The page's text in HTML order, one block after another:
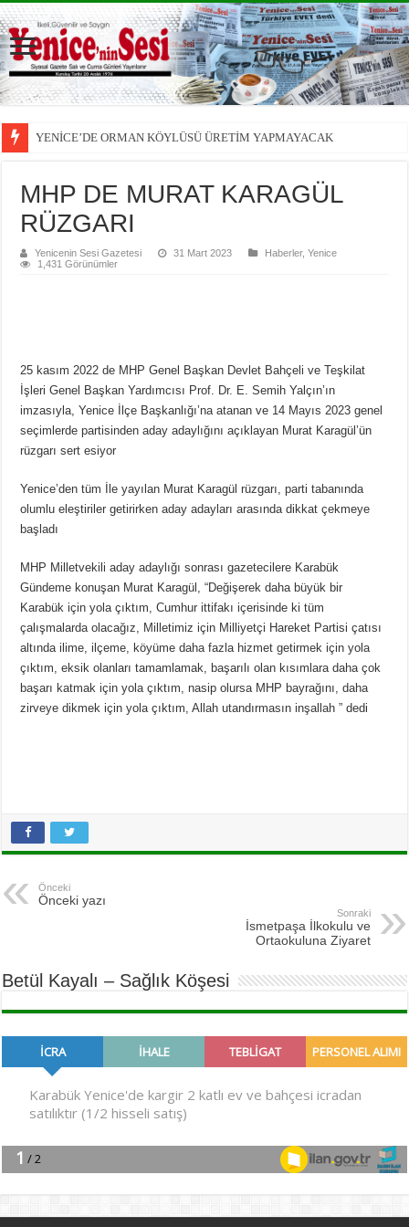
YENİCE’DE ORMAN KÖYLÜSÜ ÜRETİM YAPMAYACAK
MHP DE MURAT KARAGÜL
RÜZGARI
Yenicenin Sesi Gazetesi 31 Mart 2023 Haberler,Yenice
1,431 Görünümler
25 kasım 2022 de MHP Genel Başkan Devlet Bahçeli ve Teşkilat
İşleri Genel Başkan Yardımcısı Prof. Dr. E. Semih Yalçın’ın
imzasıyla, Yenice İlçe Başkanlığı’na atanan ve 14 Mayıs 2023 genel
seçimlerde partisinden aday adaylığını açıklayan Murat Karagül’ün
rüzgarı sert esiyor
Yenice’den tüm İle yayılan Murat Karagül rüzgarı, parti tabanında
olumlu eleştiriler getirirken aday adayları arasında dikkat çekmeye
başladı
MHP Milletvekili aday adaylığı sonrası gazetecilere Karabük
Gündeme konuşan Murat Karagül, “Değişerek daha büyük bir
Karabük için yola çıktım, Cumhur ittifakı içerisinde ki tüm
çalışmalarda olacağız, Milletimiz için Milliyetçi Hareket Partisi çatısı
altında ilime, ilçeme, köyüme daha fazla hizmet getirmek için yola
çıktım, eksik olanları tamamlamak, başarılı olan kısımlara daha çok
başarı katmak için yola çıktım, nasip olursa MHP bayrağını, daha
zirveye dikmek için yola çıktım, Allah utandırmasın inşallah ” dedi
Önceki
Önceki yazı
Sonraki
İsmetpaşa İlkokulu ve
Ortaokuluna Ziyaret
Betül Kayalı – Sağlık Köşesi